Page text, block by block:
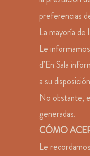
preferencias
La mayoría de
Le
d’En Sala
a su
No obstante,
generadas.
CÓMO
Le